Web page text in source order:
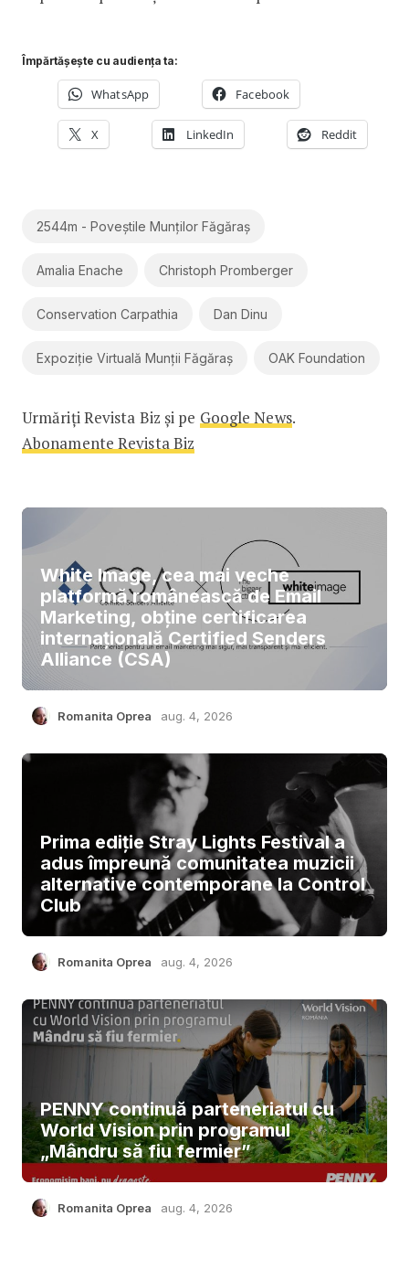
Împărtășește cu audiența ta:
WhatsApp Facebook
X LinkedIn Reddit
2544m - Poveștile Munților Făgăraș
Amalia Enache Christoph Promberger
Conservation Carpathia Dan Dinu
Expoziție Virtuală Munții Făgăraș OAK Foundation
Urmăriți Revista Biz și pe Google News.
Abonamente Revista Biz
White Image, cea mai veche
platformă românească de Email
Marketing, obține certificarea
internațională Certified Senders
Alliance (CSA)
Romanita Oprea aug. 4, 2026
Prima ediție Stray Lights Festival a
adus împreună comunitatea muzicii
alternative contemporane la Control
Club
Romanita Oprea aug. 4, 2026
PENNY continuă parteneriatul cu
World Vision prin programul
„Mândru să fiu fermier”
Romanita Oprea aug. 4, 2026